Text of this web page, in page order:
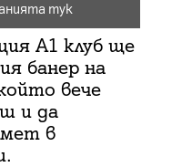
тук
A1 клуб ще
банер на
вече
и да
в